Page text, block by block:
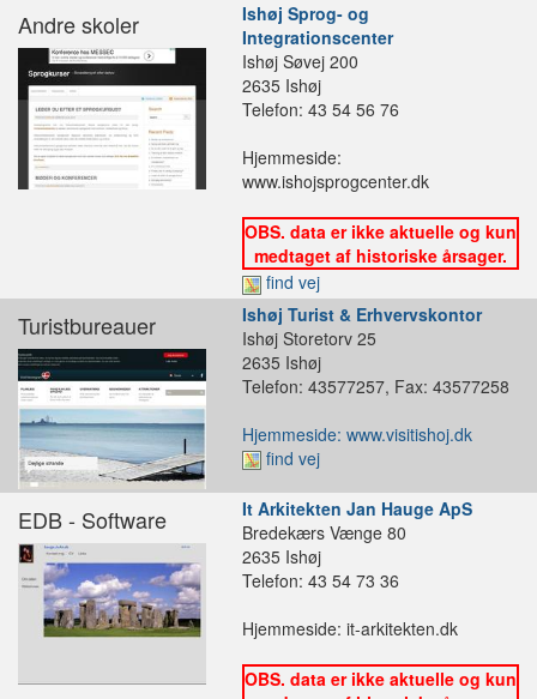
Andre skoler
Ishøj Sprog- og
Integrationscenter
Ishøj Søvej 200
2635 Ishøj
Telefon: 43 54 56 76
Hjemmeside:
www.ishojsprogcenter.dk
OBS. data er ikke aktuelle og kun
medtaget af historiske årsager.
find vej
Turistbureauer
Ishøj Turist & Erhvervskontor
Ishøj Storetorv 25
2635 Ishøj
Telefon: 43577257, Fax: 43577258
Hjemmeside: www.visitishoj.dk
find vej
EDB - Software
It Arkitekten Jan Hauge ApS
Bredekærs Vænge 80
2635 Ishøj
Telefon: 43 54 73 36
Hjemmeside: it-arkitekten.dk
OBS. data er ikke aktuelle og kun